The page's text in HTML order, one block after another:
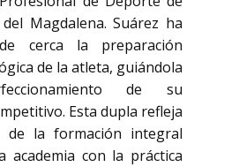
Magdalena. Suárez ha
cerca la preparación
de la atleta, guiándola
de su
Esta dupla refleja
de la formación integral
academia con la práctica